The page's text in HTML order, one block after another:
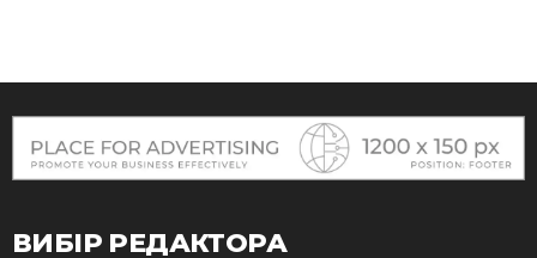
ВИБІР РЕДАКТОРА